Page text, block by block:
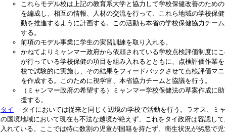
これらモデル校は上記の教育系大学と協力して学校保健改善のため
を編成し、相互の情報、人材の交流を行って、これら地域の学校保
動を推進するように計画する。この活動も本省の学校保健協力チー
する。
前項のモデル事業に学生の実習訓練を取り入れる。
かねてよりミャンマー政府から依頼されている学校点検評価制度に
が行っている学校保健の項目を組み入れるとともに、点検評価作業
校で試験的に実施し、その結果をフィードバックさせて点検評価マ
を作成する。このために視学官、本省協力チームと協議を行う。
（ミャンマー政府の希望する）ミャンマー学校保健法の草案作成に
援する。
タイ
タイにおいては従来と同じく辺境の学校で活動を行う。ラオス、ミ
の国境地域において現在も不法な越境が絶えず、これをタイ政府は容認し
入れている。ここでは特に数割の児童が国籍を持たず、衛生状況が劣悪で